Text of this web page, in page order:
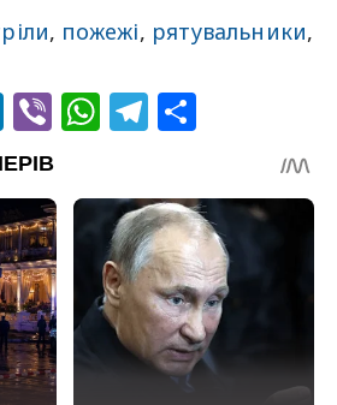
, пожежі, рятувальники,
LinkedIn
ViberWhatsApp
Telegram